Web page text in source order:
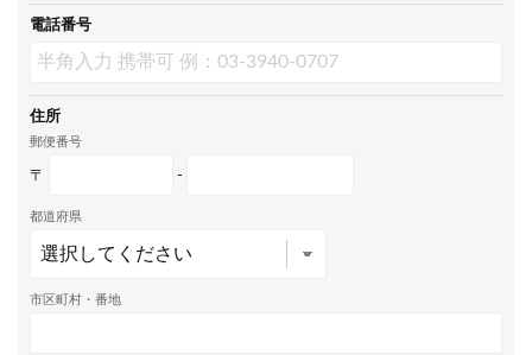
電話番号
住所
郵便番号
〒 -
都道府県
市区町村・番地